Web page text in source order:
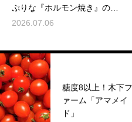
ぷりな『ホルモン焼き』のご
紹介🔥お酒もご飯も止まらな
2026.07.06
糖度8以上！木下フ
ァーム「アマメイ
ド」